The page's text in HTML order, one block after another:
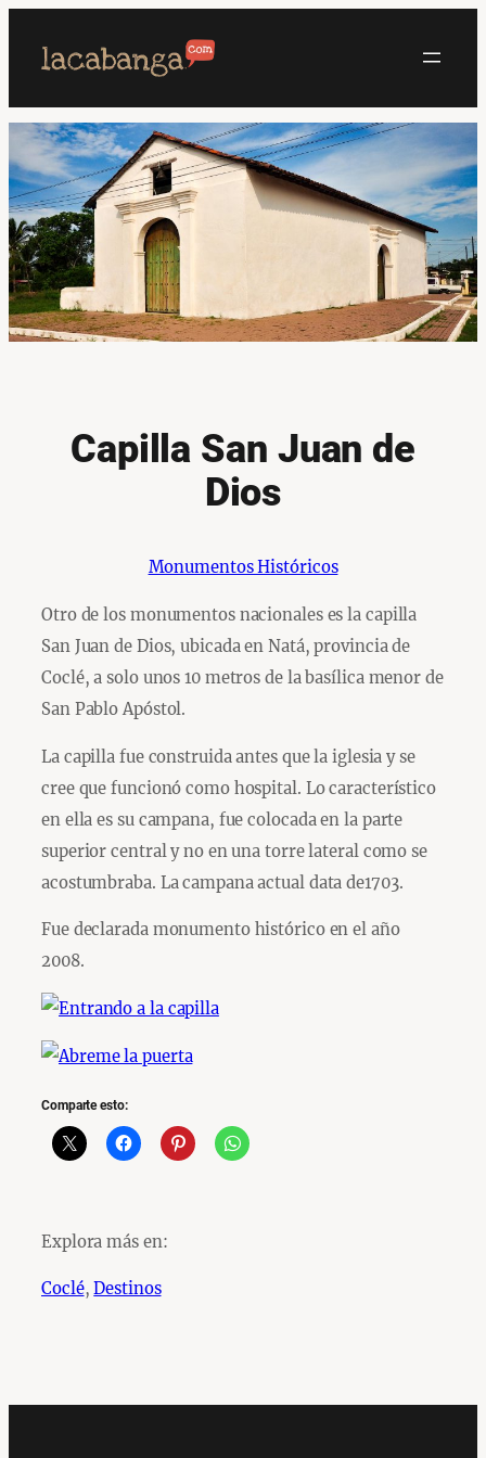
Capilla San Juan de
Dios
Monumentos Históricos
Otro de los monumentos nacionales es la capilla
San Juan de Dios, ubicada en Natá, provincia de
Coclé, a solo unos 10 metros de la basílica menor de
San Pablo Apóstol.
La capilla fue construida antes que la iglesia y se
cree que funcionó como hospital. Lo característico
en ella es su campana, fue colocada en la parte
superior central y no en una torre lateral como se
acostumbraba. La campana actual data de1703.
Fue declarada monumento histórico en el año
2008.
Comparte esto:
Explora más en:
Coclé, Destinos